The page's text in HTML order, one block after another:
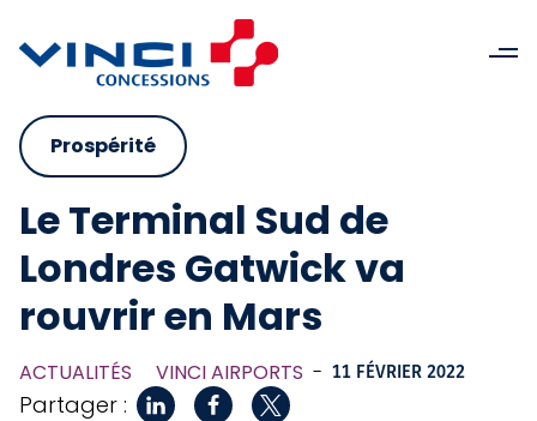
Prospérité
Le Terminal Sud de
Londres Gatwick va
rouvrir en Mars
ACTUALITÉS VINCI AIRPORTS - 11 FÉVRIER 2022
Partager :